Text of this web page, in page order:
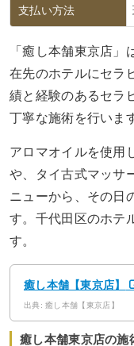
支払い方法
「癒し本舗東京店
在先のホテルにセラ
績と経験のあるセラ
丁寧な施術を行いま
アロマオイルを使用
や、タイ古式マッサ
ニューから、その日
す。千代田区のホテ
す。
癒し本舗【東京店】
出典: 癒し本舗【東京店】
癒し本舗東京店の施